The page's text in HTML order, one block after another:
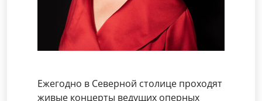
Ежегодно в Северной столице проходят
живые концерты ведущих оперных